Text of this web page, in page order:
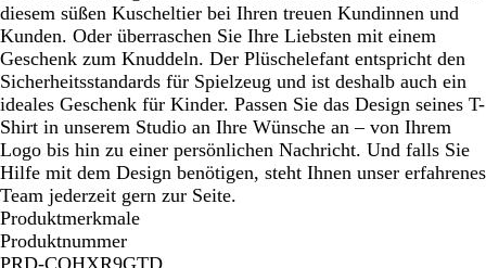
diesem süßen Kuscheltier bei Ihren treuen Kundinnen und
Kunden. Oder überraschen Sie Ihre Liebsten mit einem
Geschenk zum Knuddeln. Der Plüschelefant entspricht den
Sicherheitsstandards für Spielzeug und ist deshalb auch ein
ideales Geschenk für Kinder. Passen Sie das Design seines T-
Shirt in unserem Studio an Ihre Wünsche an – von Ihrem
Logo bis hin zu einer persönlichen Nachricht. Und falls Sie
Hilfe mit dem Design benötigen, steht Ihnen unser erfahrenes
Team jederzeit gern zur Seite.
Produktmerkmale
Produktnummer